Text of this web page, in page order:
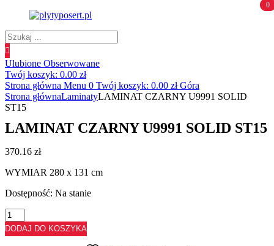
Wyszukiwanie
produktów
0
Ulubione Obserwowane
0
Twój koszyk: 0.00 zł
Strona główna Menu 0 Twój koszyk: 0.00 zł Góra
Strona głównaLaminatyLAMINAT CZARNY U9991 SOLID
ST15
LAMINAT CZARNY U9991 SOLID ST15
370.16 zł
WYMIAR 280 x 131 cm
Dostępność: Na stanie
ilość
LAMINAT
CZARNY
DODAJ DO KOSZYKA